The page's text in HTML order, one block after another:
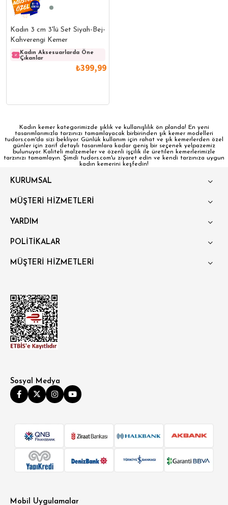
Kadın 3 cm 3'lü Set Siyah-Bej-
Kahverengi Kemer
Kadın Aksesuarlarda Öne
Çıkanlar
₺399,99
Kadın kemer kategorimizde şıklık ve kullanışlılık ön planda! En yeni
tasarımlarımızla tarzınızı tamamlayacak birbirinden şık kemer modelleri
tudors.com'da sizi bekliyor. Günlük kullanım için rahat ve şık kemerlerden özel
günler için zarif detaylı tasarımlara kadar geniş bir seçenek yelpazemiz
bulunuyor. Kaliteli malzemeler ve özenli işçilik ile üretilen kemerlerimizle
tarzınızı tamamlayın. Şimdi tudors.com'u ziyaret edin ve kendi tarzınıza uygun
kadın kemerini keşfedin!
KURUMSAL
MÜŞTERİ HİZMETLERİ
YARDIM
POLİTİKALAR
MÜŞTERİ HİZMETLERİ
Sosyal Medya
Mobil Uygulamalar